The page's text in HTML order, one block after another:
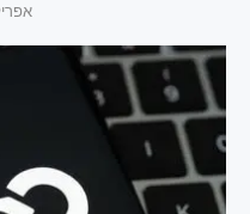
אפריל 13,